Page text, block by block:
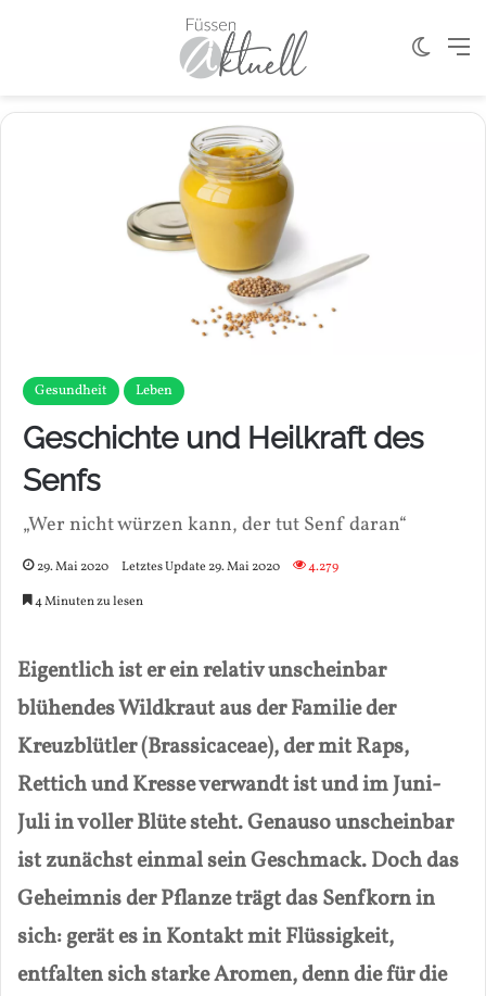
Skin
Gesundheit Leben
Geschichte und Heilkraft des
Senfs
„Wer nicht würzen kann, der tut Senf daran“
29. Mai 2020 Letztes Update 29. Mai 2020
4.279
4 Minuten zu lesen
Eigentlich ist er ein relativ unscheinbar
blühendes Wildkraut aus der Familie der
Kreuzblütler (Brassicaceae), der mit Raps,
Rettich und Kresse verwandt ist und im Juni-
Juli in voller Blüte steht. Genauso unscheinbar
ist zunächst einmal sein Geschmack. Doch das
Geheimnis der Pflanze trägt das Senfkorn in
sich: gerät es in Kontakt mit Flüssigkeit,
entfalten sich starke Aromen, denn die für die